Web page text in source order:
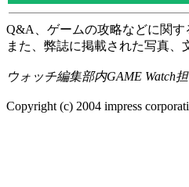
Q&A、ゲームの攻略などに関
また、弊誌に掲載された写真
ウォッチ編集部内GAME Watch
Copyright (c) 2004 impress